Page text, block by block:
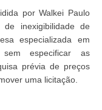
por Walkei Paulo
inexigibilidade de
especializada em
sem especificar as
prévia de preços
uma licitação.